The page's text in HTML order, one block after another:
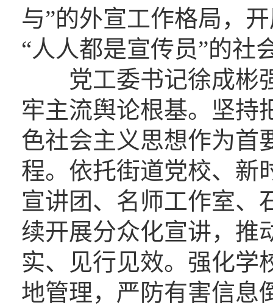
与”的外宣工作格局，
“人人都是宣传员”的社
党工委书记徐成彬强
牢主流舆论根基。坚持
色社会主义思想作为首
程。依托街道党校、新
宣讲团、名师工作室、
续开展分众化宣讲，推
实、见行见效。强化学
地管理，严防有害信息